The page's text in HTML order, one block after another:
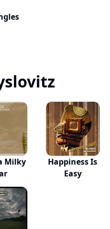
Milky
Happiness Is
Easy